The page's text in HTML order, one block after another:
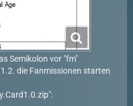
Semikolon vor "fm"
die Fanmissionen starten